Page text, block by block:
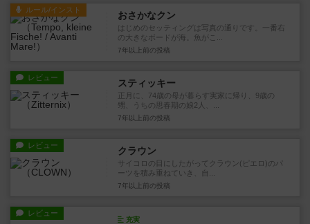
ルール/インスト おさかなクン
はじめのセッティングは写真の通りです。一番右
の大きなボードが海。魚がこ...
7年以上前 の投稿
レビュー スティッキー
正月に、74歳の母が暮らす実家に帰り、9歳の
甥、うちの思春期の娘2人、...
7年以上前 の投稿
レビュー クラウン
サイコロの目にしたがってクラウン(ピエロ)のパ
ーツを積み重ねていき、自...
7年以上前 の投稿
レビュー
充実